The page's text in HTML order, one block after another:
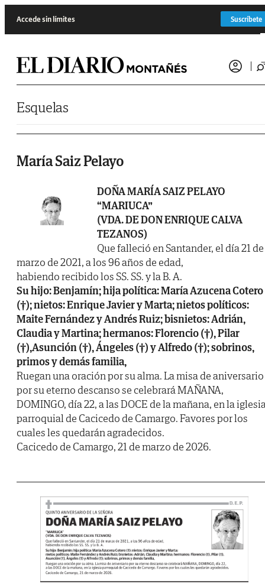
Accede sin límites Suscríbete
Esquelas
María Saiz Pelayo
DOÑA MARÍA SAIZ PELAYO
“MARIUCA”
(VDA. DE DON ENRIQUE CALVA
TEZANOS)
Que falleció en Santander, el día 21 de
marzo de 2021, a los 96 años de edad,
habiendo recibido los SS. SS. y la B. A.
Su hijo: Benjamín; hija política: María Azucena Cotero
(†); nietos: Enrique Javier y Marta; nietos políticos:
Maite Fernández y Andrés Ruiz; bisnietos: Adrián,
Claudia y Martina; hermanos: Florencio (†), Pilar
(†),Asunción (†), Ángeles (†) y Alfredo (†); sobrinos,
primos y demás familia,
Ruegan una oración por su alma. La misa de aniversario
por su eterno descanso se celebrará MAÑANA,
DOMINGO, día 22, a las DOCE de la mañana, en la
parroquial de Cacicedo de Camargo. Favores por los
cuales les quedarán agradecidos.
Cacicedo de Camargo, 21 de marzo de 2026.